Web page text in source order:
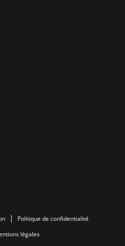
Politique de confidentialité
légales